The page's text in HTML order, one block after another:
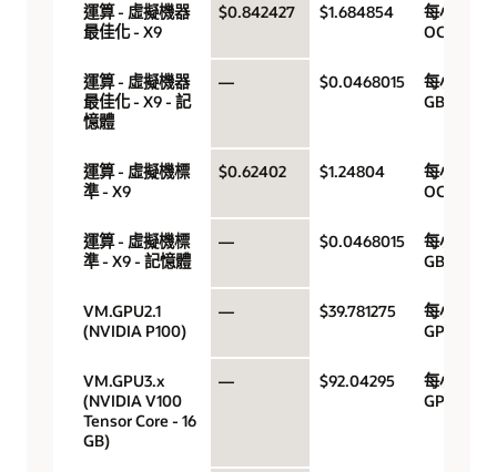
運算 - 虛擬機器
最佳化 - X9
$0.842427 $1.684854
每小時
OCPU
運算 - 虛擬機器
最佳化 - X9 - 記
憶體
— $0.0468015
每小時
GB
運算 - 虛擬機標
準 - X9
$0.62402 $1.24804
每小時
OCPU
運算 - 虛擬機標
準 - X9 - 記憶體
— $0.0468015
每小時
GB
VM.GPU2.1
(NVIDIA P100)
— $39.781275
每小時
GPU
VM.GPU3.x
(NVIDIA V100
Tensor Core - 16
GB)
— $92.04295
每小時
GPU